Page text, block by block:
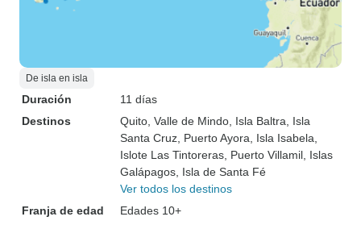
De isla en isla
Duración
11 días
Destinos
Quito , Valle de Mindo , Isla Baltra , Isla
Santa Cruz , Puerto Ayora , Isla Isabela
Islote Las Tintoreras , Puerto Villamil , Islas
Galápagos , Isla de Santa Fé
Ver todos los destinos
Franja de edad
Edades 10+